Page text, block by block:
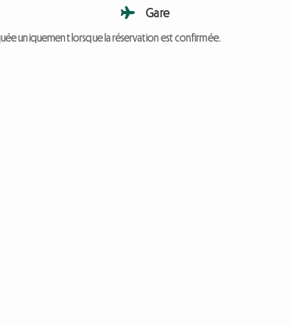
Gare
uniquement lorsque la réservation est confirmée.